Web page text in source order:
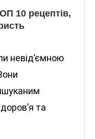
10 рецептів,
невід’ємною
та